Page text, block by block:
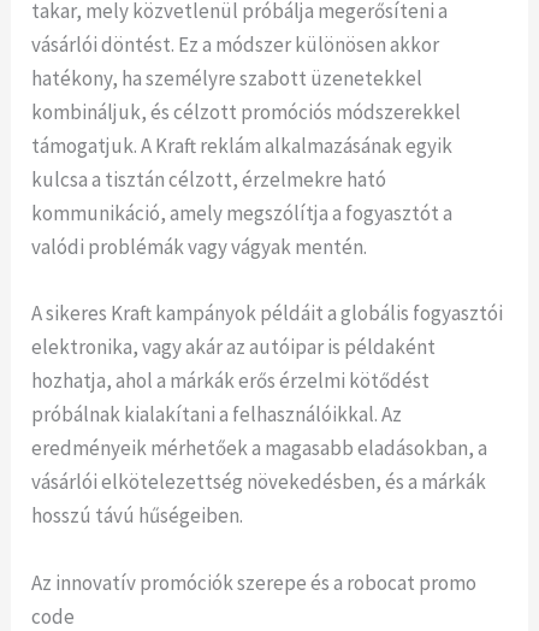
takar, mely közvetlenül próbálja megerősíteni a
vásárlói döntést. Ez a módszer különösen akkor
hatékony, ha személyre szabott üzenetekkel
kombináljuk, és célzott promóciós módszerekkel
támogatjuk. A Kraft reklám alkalmazásának egyik
kulcsa a tisztán célzott, érzelmekre ható
kommunikáció, amely megszólítja a fogyasztót a
valódi problémák vagy vágyak mentén.
A sikeres Kraft kampányok példáit a globális fogyasztói
elektronika, vagy akár az autóipar is példaként
hozhatja, ahol a márkák erős érzelmi kötődést
próbálnak kialakítani a felhasználóikkal. Az
eredményeik mérhetőek a magasabb eladásokban, a
vásárlói elkötelezettség növekedésben, és a márkák
hosszú távú hűségeiben.
Az innovatív promóciók szerepe és a robocat promo
code